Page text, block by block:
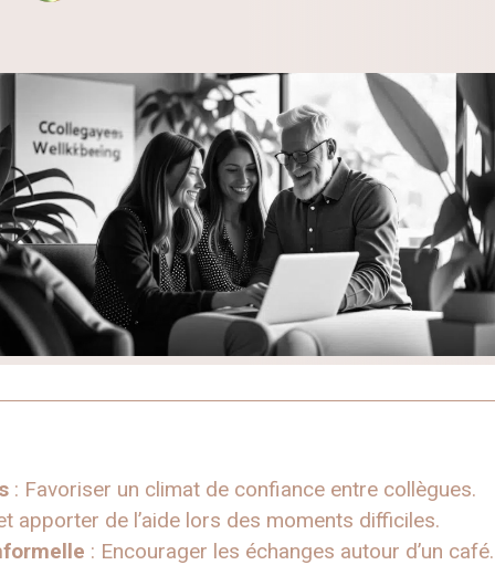
: Favoriser un climat de confiance entre collègues.
apporter de l’aide lors des moments difficiles.
: Encourager les échanges autour d’un café.